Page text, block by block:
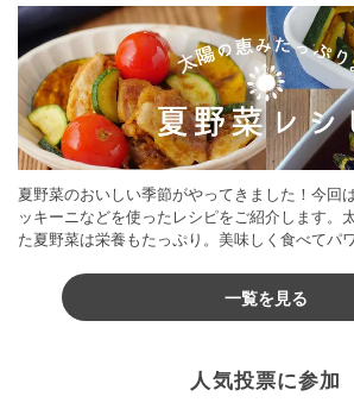
夏野菜のおいしい季節がやってきました！今回
ッキーニなどを使ったレシピをご紹介します。
た夏野菜は栄養もたっぷり。美味しく食べてパ
一覧を見る
人気投票に参加